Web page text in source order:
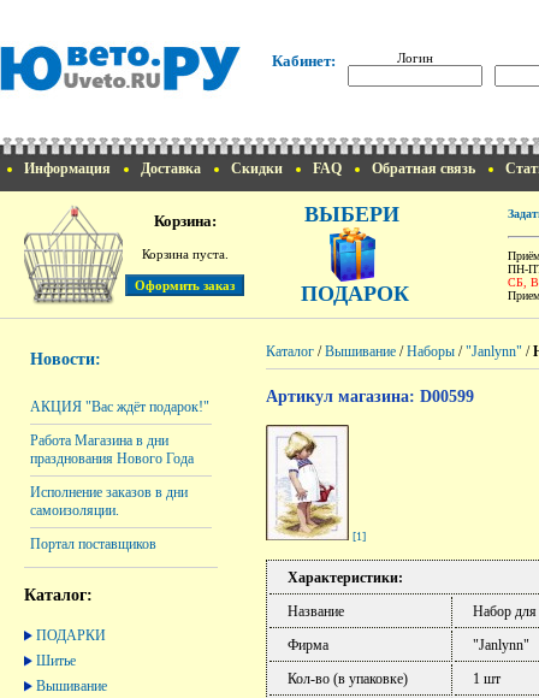
Кабинет: Логин
Информация Доставка Скидки FAQ Обратная связь
Корзина:
Корзина пуста.
ВЫБЕРИ
ПОДАРОК
ПН-
СБ,
Новости:
АКЦИЯ "Вас ждёт подарок!"
Работа Магазина в дни
празднования Нового Года
Исполнение заказов в дни
самоизоляции.
Портал поставщиков
Каталог:
ПОДАРКИ
Шитье
Вышивание
Каталог /Вышивание /Наборы /"Janlynn" /
Артикул магазина: D00599
[1]
Характеристики:
Название
Набор
Фирма
"Janlynn"
Кол-во (в упаковке)
1 шт